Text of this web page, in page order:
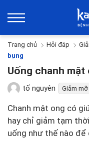
Trang chủ Hỏi đáp
bụng
Uống chanh mật
tố nguyên Giảm mỡ
Chanh mật ong có
hay chỉ giảm tạm
uống như thế nào